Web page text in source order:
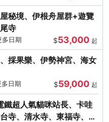
秘境、伊根舟屋群+遊覽
寺
日期 $53,000 起
採果樂、伊勢神宮、海女
日期 $59,000 起
超人氣貓咪站長、卡哇
寺、清水寺、東福寺、伊